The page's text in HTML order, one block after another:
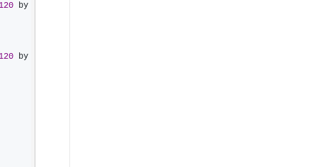
by
by